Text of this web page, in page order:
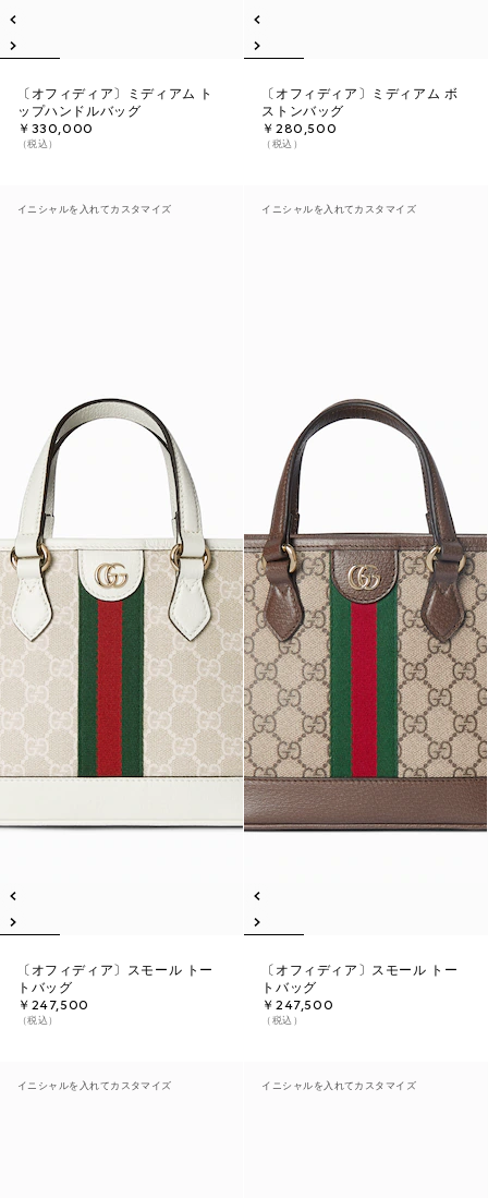
〔オフィディア〕ミディアム ト
ップハンドルバッグ
￥330,000
（税込）
〔オフィディア〕ミディアム ボ
ストンバッグ
￥280,500
（税込）
イニシャルを入れてカスタマイズ
〔オフィディア〕スモール トー
トバッグ
￥247,500
（税込）
イニシャルを入れてカスタマイズ
〔オフィディア〕スモール トー
トバッグ
￥247,500
（税込）
イニシャルを入れてカスタマイズ イニシャルを入れてカスタマイズ